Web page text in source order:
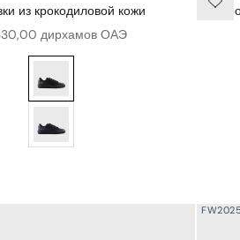
из крокодиловой кожи
продажидирхамов ОАЭ
FW2025